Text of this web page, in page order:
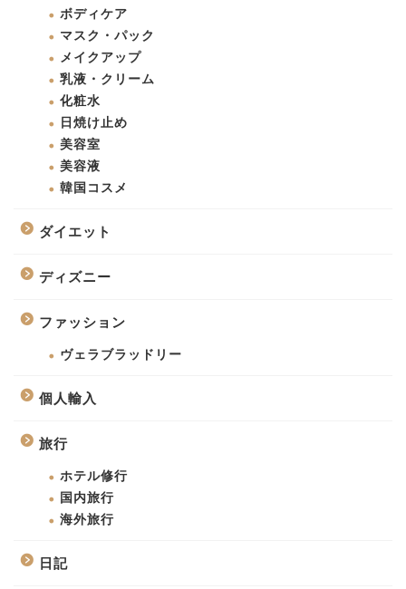
ボディケア
マスク・パック
メイクアップ
乳液・クリーム
化粧水
日焼け止め
美容室
美容液
韓国コスメ
ダイエット
ディズニー
ファッション
ヴェラブラッドリー
個人輸入
旅行
ホテル修行
国内旅行
海外旅行
日記